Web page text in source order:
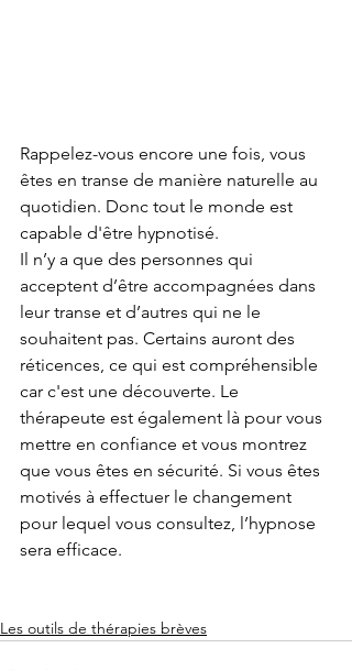
Rappelez-vous encore une fois, vous
êtes en transe de manière naturelle au
quotidien. Donc tout le monde est
capable d'être hypnotisé.
Il n’y a que des personnes qui
acceptent d’être accompagnées dans
leur transe et d’autres qui ne le
souhaitent pas. Certains auront des
réticences, ce qui est compréhensible
car c'est une découverte. Le
thérapeute est également là pour vous
mettre en confiance et vous montrez
que vous êtes en sécurité. Si vous êtes
motivés à effectuer le changement
pour lequel vous consultez, l’hypnose
sera efficace.
Les outils de thérapies brèves